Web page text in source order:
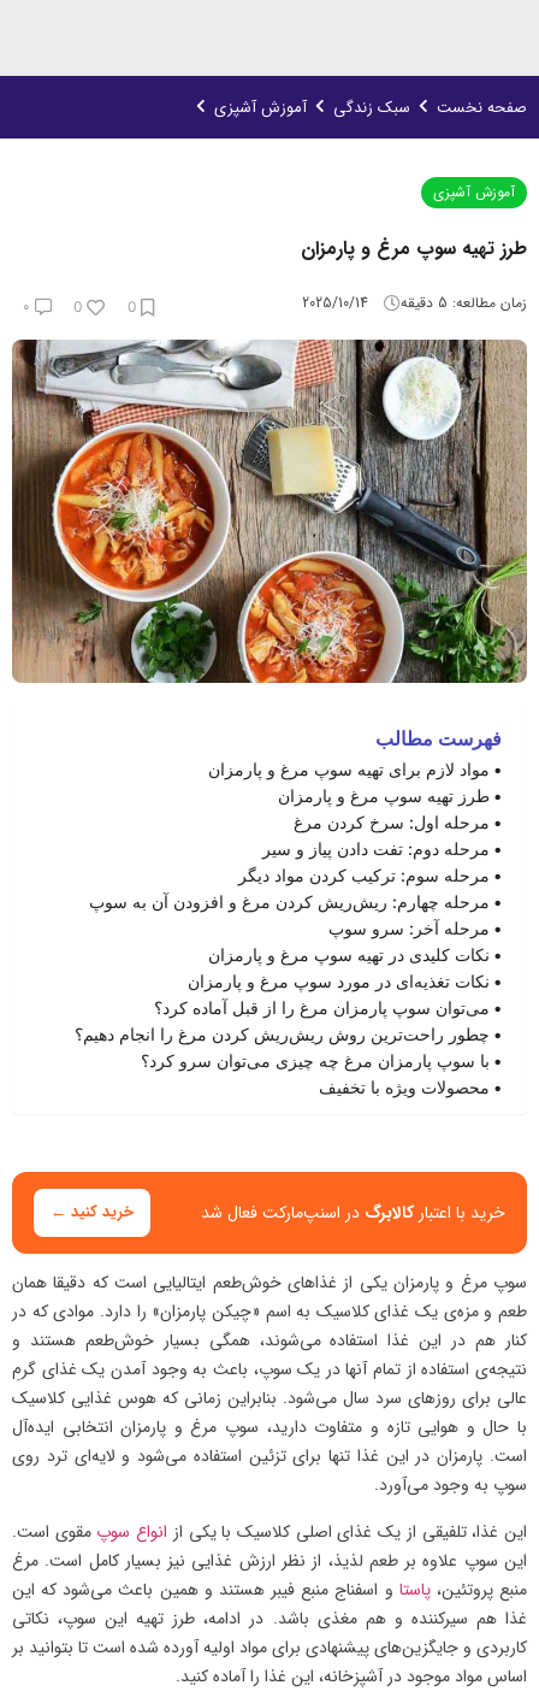
صفحه نخست سبک زندگی آموزش آشپزی
آموزش آشپزی
طرز تهیه سوپ مرغ و پارمزان
زمان مطالعه: 5 دقیقه 2025/10/14
0
0 ۰
فهرست مطالب
مواد لازم برای تهیه سوپ مرغ و پارمزان
طرز تهیه سوپ مرغ و پارمزان
مرحله اول: سرخ کردن مرغ
مرحله دوم: تفت دادن پیاز و سیر
مرحله سوم: ترکیب کردن مواد دیگر
مرحله چهارم: ریش‌ریش کردن مرغ و افزودن آن به سوپ
مرحله آخر: سرو سوپ
نکات کلیدی در تهیه سوپ مرغ و پارمزان
نکات تغذیه‌ای در مورد سوپ مرغ و پارمزان
می‌توان سوپ پارمزان مرغ را از قبل آماده کرد؟
چطور راحت‌ترین روش ریش‌ریش کردن مرغ را انجام دهیم؟
با سوپ پارمزان مرغ چه چیزی می‌توان سرو کرد؟
محصولات ویژه با تخفیف
خرید با اعتبارکالابرگ در اسنپ‌مارکت فعال شد خرید کنید ←
سوپ مرغ و پارمزان یکی از غذاهای خوش‌طعم ایتالیایی است که دقیقا همان
طعم و مزه‌ی یک غذای کلاسیک به اسم «چیکن پارمزان» را دارد. موادی که در
کنار هم در این غذا استفاده می‌شوند، همگی بسیار خوش‌طعم هستند و
نتیجه‌ی استفاده از تمام آنها در یک سوپ، باعث به وجود آمدن یک غذای گرمِ
عالی برای روزهای سرد سال می‌شود. بنابراین زمانی که هوس غذایی کلاسیک
با حال و هوایی تازه و متفاوت دارید، سوپ مرغ و پارمزان انتخابی ایده‌آل
است. پارمزان در این غذا تنها برای تزئین استفاده می‌شود و لایه‌ای ترد روی
سوپ به وجود می‌آورد.
این غذا، تلفیقی از یک غذای اصلی کلاسیک با یکی از انواع سوپ مقوی است.
این سوپ علاوه بر طعم لذیذ، از نظر ارزش غذایی نیز بسیار کامل است. مرغ
منبع پروتئین،پاستا و اسفناج منبع فیبر هستند و همین باعث می‌شود که این
غذا هم سیرکننده و هم مغذی باشد. در ادامه، طرز تهیه این سوپ، نکاتی
کاربردی و جایگزین‌های پیشنهادی برای مواد اولیه آورده شده است تا بتوانید بر
اساس مواد موجود در آشپزخانه، این غذا را آماده کنید.